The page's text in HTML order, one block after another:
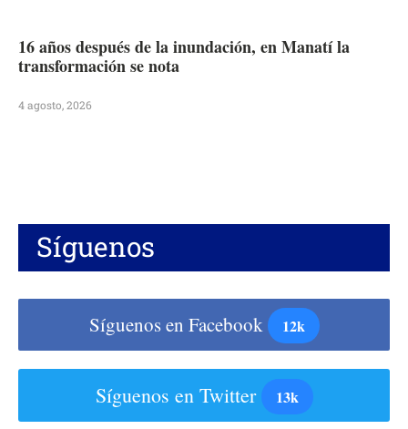
16 años después de la inundación, en Manatí la
transformación se nota
4 agosto, 2026
Síguenos
Síguenos en Facebook 12k
Síguenos en Twitter 13k